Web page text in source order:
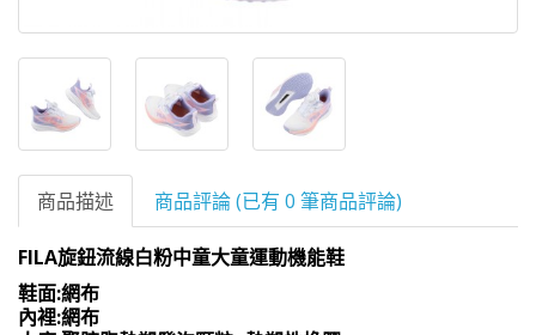
商品描述 商品評論 (已有 0 筆商品評論)
FILA旋鈕流線白粉中童大童運動機能鞋
鞋面:網布
內裡:網布